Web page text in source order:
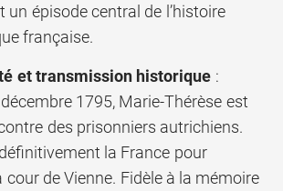
un épisode central de l’histoire
française.
et transmission historique :
1795, Marie-Thérèse est
des prisonniers autrichiens.
la France pour
cour de Vienne. Fidèle à la mémoire